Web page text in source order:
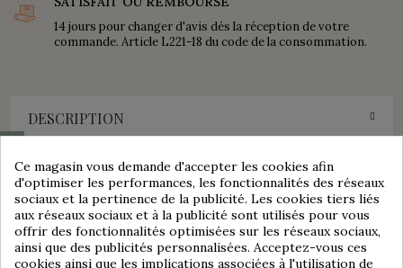
14 jours pour changer d'avis dés la réception de votre
commande. Article L221-18 du code de la consommation.
DESCRIPTION
Cette ancienne boîte publicitaire est dans un bel état général.
Présence de traces d'usage et du temps passé.
Elle est en tôle lithographiée avec un décor en léger relief.
Idéale pour une collection, car assez rare dans cet état de
conservation.
Elle est marquée dessous USINES ALIMENTA - Côte d'Or -
Ce magasin vous demande d'accepter les cookies afin
d'optimiser les performances, les fonctionnalités des réseaux
sociaux et la pertinence de la publicité. Les cookies tiers liés
aux réseaux sociaux et à la publicité sont utilisés pour vous
offrir des fonctionnalités optimisées sur les réseaux sociaux,
ainsi que des publicités personnalisées. Acceptez-vous ces
cookies ainsi que les implications associées à l'utilisation de
Consentement aux cookies